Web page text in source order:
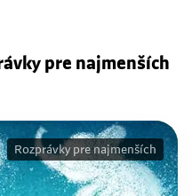
pre najmenších
Rozprávky pre najmenších